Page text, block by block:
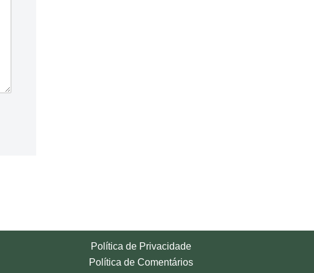
Política de Privacidade
Política de Comentários